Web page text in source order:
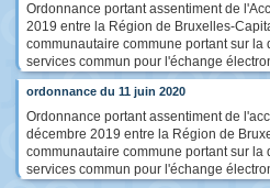
Ordonnance portant assentiment de
2019 entre la Région de Bruxelles-
communautaire commune portant sur
services commun pour l'échange
ordonnance du 11 juin 2020
Ordonnance portant assentiment de
décembre 2019 entre la Région de
communautaire commune portant sur
services commun pour l'échange